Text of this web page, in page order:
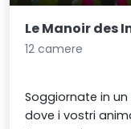
Le Manoir des
12 camere
Soggiornate in un
dove i vostri